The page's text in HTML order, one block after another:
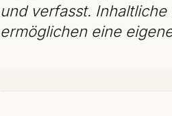
und verfasst.
ermöglichen eine